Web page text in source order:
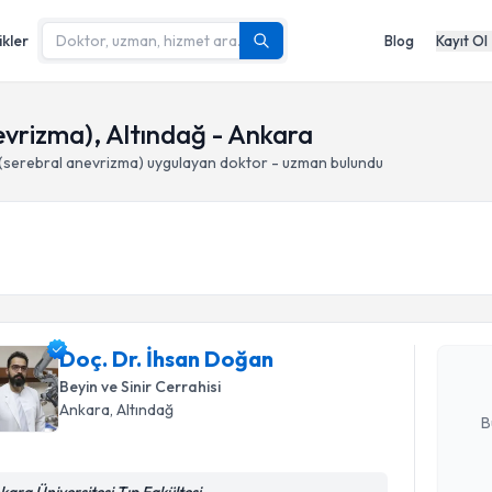
Blog Kayıt Ol
Altındağ - Ankara
anevrizma) uygulayan doktor - uzman bulundu
Doç. Dr. İhsan Doğan
Beyin ve Sinir Cerrahisi
Ankara, Altındağ
Size bu